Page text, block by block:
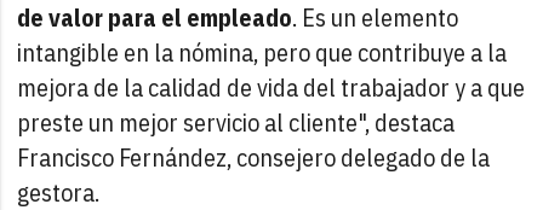
de valor para el empleado. Es un elemento
intangible en la nómina, pero que contribuye a la
mejora de la calidad de vida del trabajador y a que
preste un mejor servicio al cliente", destaca
Francisco Fernández, consejero delegado de la
gestora.